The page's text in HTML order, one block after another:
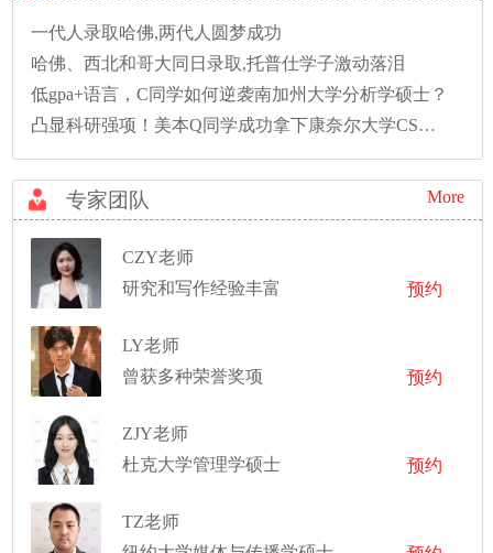
一代人录取哈佛,两代人圆梦成功
哈佛、西北和哥大同日录取,托普仕学子激动落泪
低gpa+语言，C同学如何逆袭南加州大学分析学硕士？
凸显科研强项！美本Q同学成功拿下康奈尔大学CS硕士录取！
专家团队 More
CZY老师
研究和写作经验丰富
预约
LY老师
曾获多种荣誉奖项
预约
ZJY老师
杜克大学管理学硕士
预约
TZ老师